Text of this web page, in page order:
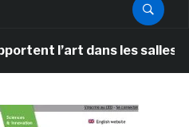
l’art dans les salles de